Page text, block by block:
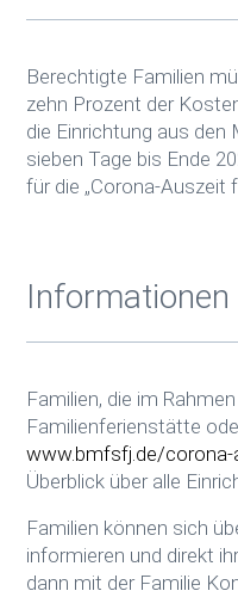
Berechtigte Familien
zehn Prozent der
die Einrichtung aus
sieben Tage bis Ende
für die „Corona-Auszeit
Familien, die im
Familienferienstätte
www.bmfsfj.de/corona-
Überblick über alle
Familien können sich
informieren und direkt
dann mit der Familie